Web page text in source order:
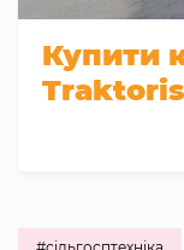
Купити